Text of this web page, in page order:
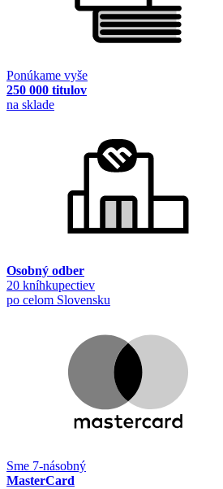
Ponúkame vyše
250 000 titulov
na sklade
Osobný odber
20 kníhkupectiev
po celom Slovensku
Sme 7-násobný
MasterCard